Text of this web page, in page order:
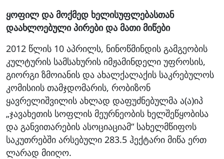
ყოფილ და მოქმედ ხელისუფლებასთან
დაახლოებული პირები და მათი მიწები
2012 წლის 10 აპრილს, ნინოწმინდის გამგეობის
კულტურის სამსახურის იმჟამინდელი უფროსის,
გიორგი ზმოიანის და ახალქალაქის საკრებულოს
კომისიის თამჯდომარის, რობიზონ
ყავრელიშვილის ახლად დაფუძნებულმა ა(ა)იპ
„ჯავახეთის სოფლის მეურნეობის ხელშეწყობისა
და განვითარების ასოციაციამ“ სახელმწიფოს
საკუთრებში არსებული 283.5 ჰექტარი მიწა ერთ
ლარად მიიღო.